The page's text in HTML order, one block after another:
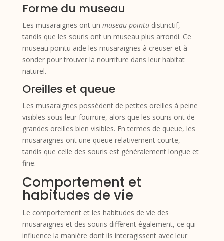
Forme du museau
Les musaraignes ont un museau pointudistinctif,
tandis que les souris ont un museau plus arrondi. Ce
museau pointu aide les musaraignes à creuser et à
sonder pour trouver la nourriture dans leur habitat
naturel.
Oreilles et queue
Les musaraignes possèdent de petites oreilles à peine
visibles sous leur fourrure, alors que les souris ont de
grandes oreilles bien visibles. En termes de queue, les
musaraignes ont une queue relativement courte,
tandis que celle des souris est généralement longue et
fine.
Comportement et
habitudes de vie
Le comportement et les habitudes de vie des
musaraignes et des souris diffèrent également, ce qui
influence la manière dont ils interagissent avec leur